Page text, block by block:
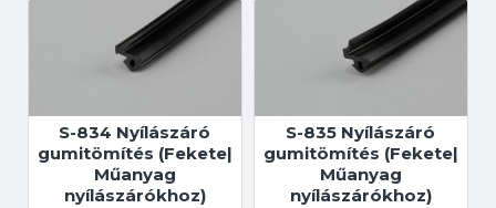
S-834 Nyílászáró
gumitömítés (Fekete|
Műanyag
nyílászárókhoz)
S-835 Nyílászáró
gumitömítés (Fekete|
Műanyag
nyílászárókhoz)